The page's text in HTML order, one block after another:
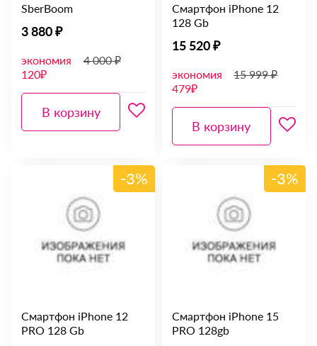
SberBoom
3 880 ₽
экономия
120₽
4 000 ₽
В корзину
Смартфон iPhone 12
128 Gb
15 520 ₽
экономия
479₽
15 999 ₽
В корзину
-3%
Смартфон iPhone 12
PRO 128 Gb
-3%
Смартфон iPhone 15
PRO 128gb